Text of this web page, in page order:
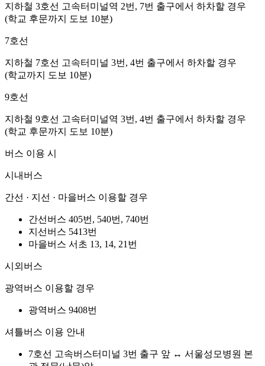
지하철 3호선 고속터미널역 2번, 7번 출구에서 하차할 경우
(학교 후문까지 도보 10분)
7호선
지하철 7호선 고속터미널 3번, 4번 출구에서 하차할 경우
(학교까지 도보 10분)
9호선
지하철 9호선 고속터미널역 3번, 4번 출구에서 하차할 경우
(학교 후문까지 도보 10분)
버스 이용 시
시내버스
간선 · 지선 · 마을버스 이용할 경우
간선버스 405번, 540번, 740번
지선버스 5413번
마을버스 서초 13, 14, 21번
시외버스
광역버스 이용할 경우
광역버스 9408번
셔틀버스 이용 안내
7호선 고속버스터미널 3번 출구 앞 ↔ 서울성모병원 본